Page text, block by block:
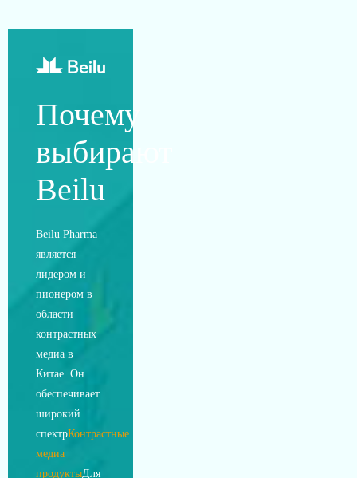
Почему
выбирают
Beilu
Beilu Pharma
является
лидером и
пионером в
области
контрастных
медиа в
Китае. Он
обеспечивает
широкий
спектрКонтрастные
медиа
продуктыДля